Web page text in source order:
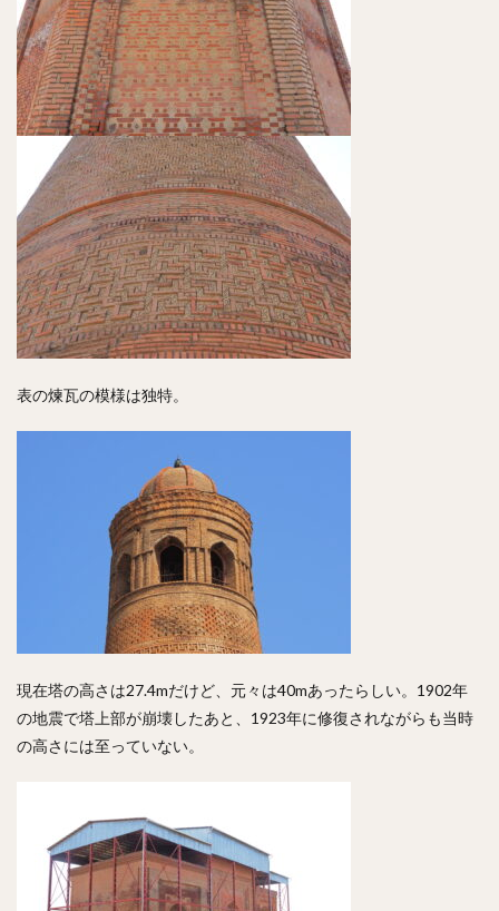
表の煉瓦の模様は独特。
現在塔の高さは27.4mだけど、元々は40mあったらしい。1902年
の地震で塔上部が崩壊したあと、1923年に修復されながらも当時
の高さには至っていない。